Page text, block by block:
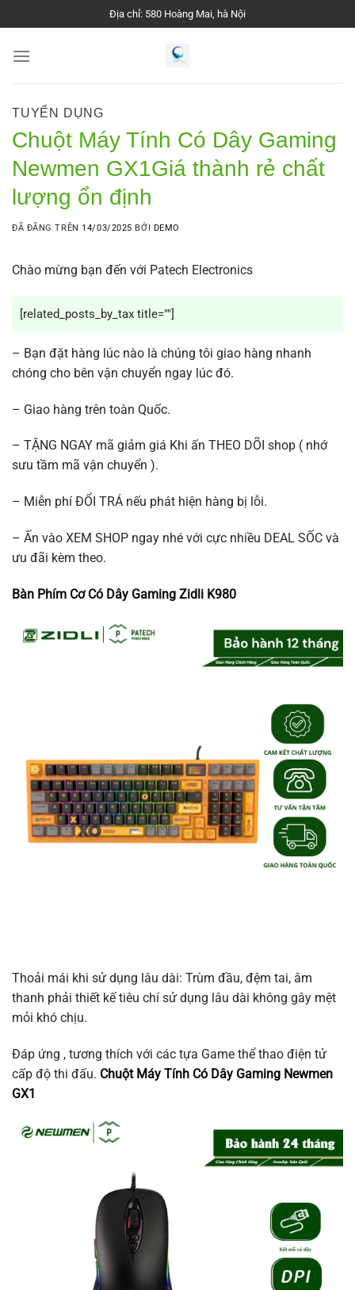
đến
nội
Địa chỉ: 580 Hoàng Mai, hà Nội
TUYỂN DỤNG
Chuột Máy Tính Có Dây Gaming
Newmen GX1Giá thành rẻ chất
lượng ổn định
ĐÃ ĐĂNG TRÊN 14/03/2025 BỞI DEMO
Chào mừng bạn đến với Patech Electronics
[related_posts_by_tax title=""]
– Bạn đặt hàng lúc nào là chúng tôi giao hàng nhanh
chóng cho bên vận chuyển ngay lúc đó.
– Giao hàng trên toàn Quốc.
– TẶNG NGAY mã giảm giá Khi ấn THEO DÕI shop ( nhớ
sưu tầm mã vận chuyển ).
– Miễn phí ĐỔI TRÁ nếu phát hiện hàng bị lỗi.
– Ấn vào XEM SHOP ngay nhé với cực nhiều DEAL SỐC và
ưu đãi kèm theo.
Bàn Phím Cơ Có Dây Gaming Zidli K980
Thoải mái khi sử dụng lâu dài: Trùm đầu, đệm tai, âm
thanh phải thiết kế tiêu chí sử dụng lâu dài không gây mệt
mỏi khó chịu.
Đáp ứng , tương thích với các tựa Game thể thao điện tử
cấp độ thi đấu. Chuột Máy Tính Có Dây Gaming Newmen
GX1